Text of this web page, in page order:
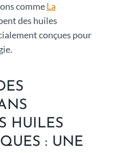
commeLa
des huiles
conçues pour
HUILES
: UNE